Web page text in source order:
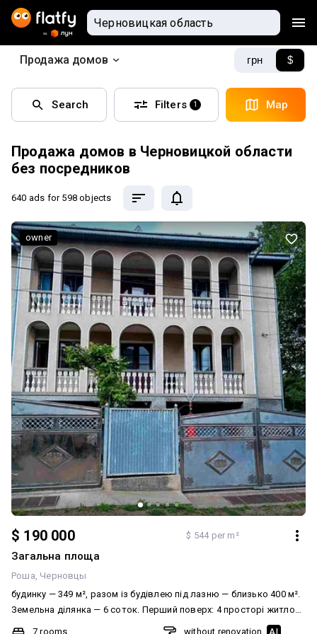
Продажа домов грн $
Search Filters 1 Map
Продажа домов в Черновицкой области
без посредников
640 ads for 598 objects
$ 190 000 $ 544 per m²
Загальна площа
Роша Черновцы
будинку — 349 м², разом із будівлею під лазню — близько 400 м².
Земельна ділянка — 6 соток. Перший поверх: 4 просторі житлові
кімнати; кухня; ванна кімната; окремий туалет; великий затишний
7 rooms
without renovation AI
owner